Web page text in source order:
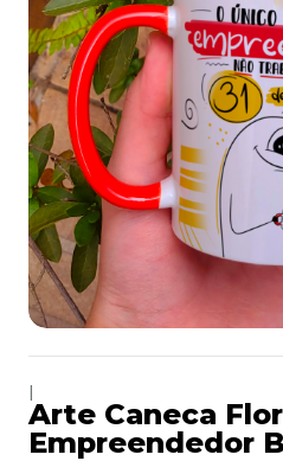
Arte Caneca
Empreendedor